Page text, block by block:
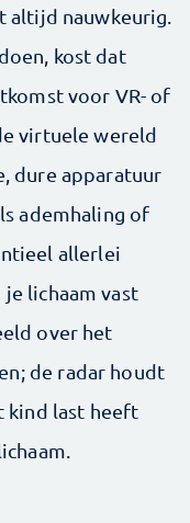
altijd nauwkeurig.
kost dat
voor VR- of
virtuele wereld
dure apparatuur
ademhaling of
allerlei
lichaam vast
over het
de radar houdt
kind last heeft